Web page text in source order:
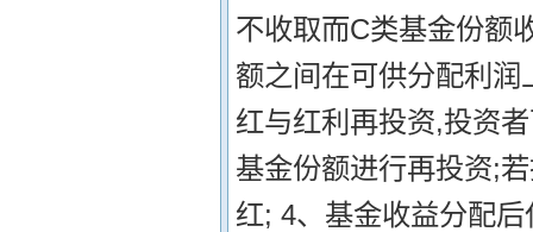
不收取而C类基金份额
额之间在可供分配利
红与红利再投资,投资
基金份额进行再投资;
红; 4、基金收益分配